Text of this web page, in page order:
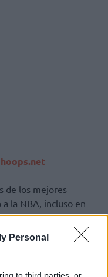
Personal
to third parties, or
de los mejores
la NBA, incluso en
se comprueba el
del mundo, son
un papel más